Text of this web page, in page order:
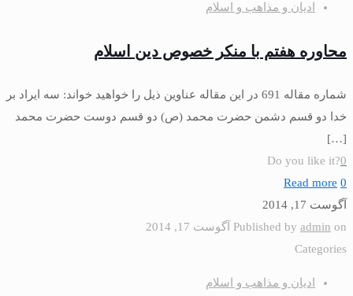
ادیان و مذاهب و اسلام
محاوره هفتم با منكر خصوص دين اسلام‏
شماره مقاله 691 در اين مقاله عناوين ذيل را خواهيد خواند: سه ايراد بر
خدا دو قسم دشمن حضرت محمد (ص) دو قسم دوست حضرت محمد
[…]
Do you like it?0
0
Read more
آگوست 17, 2014
Published by admin on
آگوست 17, 2014
Categories
ادیان و مذاهب و اسلام